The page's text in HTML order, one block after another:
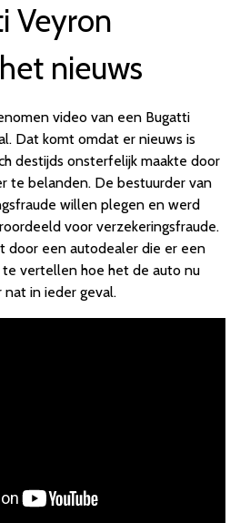
Veyron
nieuws
video van een Bugatti
Dat komt omdat er nieuws is
destijds onsterfelijk maakte door
te belanden. De bestuurder van
willen plegen en werd
voor verzekeringsfraude.
door een autodealer die er een
vertellen hoe het de auto nu
nat in ieder geval.